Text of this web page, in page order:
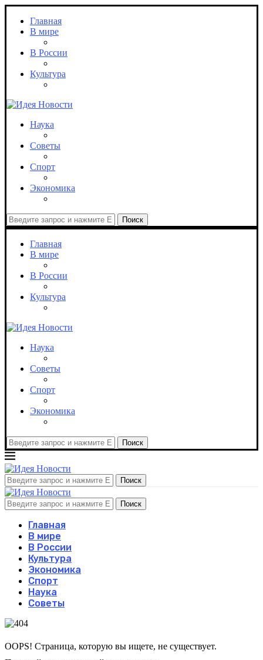
Главная
В мире
В России
Культура
Наука
Советы
Спорт
Экономика
Поиск
Главная
В мире
В России
Культура
Наука
Советы
Спорт
Экономика
Поиск
Поиск
Поиск
Главная
В мире
В России
Культура
Экономика
Спорт
Наука
Советы
OOPS! Страница, которую вы ищете, не существует.